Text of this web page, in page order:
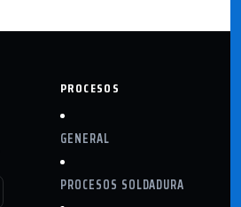
PROCESOS
GENERAL
PROCESOS SOLDADURA